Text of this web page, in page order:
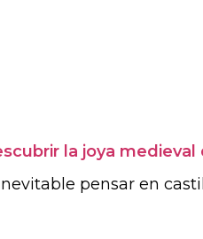
la joya medieval
pensar en